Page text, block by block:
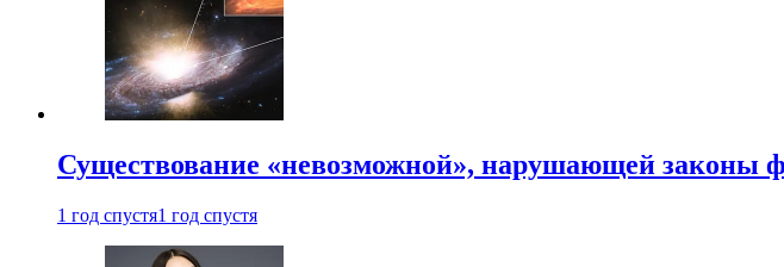
Существование «невозможной», нарушающей законы
1 год спустя1 год спустя